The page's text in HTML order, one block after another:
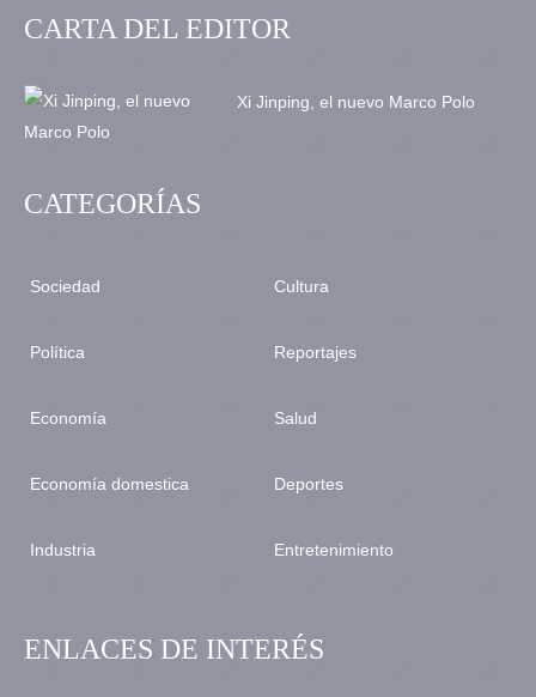
CARTA DEL EDITOR
Xi Jinping, el nuevo Marco Polo
CATEGORÍAS
Sociedad
Política
Economía
Economía domestica
Industria
Cultura
Reportajes
Salud
Deportes
Entretenimiento
ENLACES DE INTERÉS